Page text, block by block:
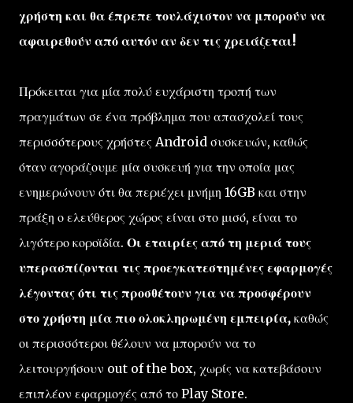
χρήστη και θα έπρεπε τουλάχιστον να μπορούν να
αφαιρεθούν από αυτόν αν δεν τις χρειάζεται!
Πρόκειται για μία πολύ ευχάριστη τροπή των
πραγμάτων σε ένα πρόβλημα που απασχολεί τους
περισσότερους χρήστες Android συσκευών, καθώς
όταν αγοράζουμε μία συσκευή για την οποία μας
ενημερώνουν ότι θα περιέχει μνήμη 16GB και στην
πράξη ο ελεύθερος χώρος είναι στο μισό, είναι το
λιγότερο κοροϊδία. Οι εταιρίες από τη μεριά τους
υπερασπίζονται τις προεγκατεστημένες εφαρμογές
λέγοντας ότι τις προσθέτουν για να προσφέρουν
στο χρήστη μία πιο ολοκληρωμένη εμπειρία, καθώς
οι περισσότεροι θέλουν να μπορούν να το
λειτουργήσουν out of the box, χωρίς να κατεβάσουν
επιπλέον εφαρμογές από το Play Store.